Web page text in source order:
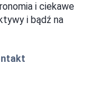
i ciekawe
i bądź na